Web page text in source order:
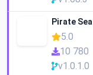
Pirate Sea
5.0
10 780
v1.0.1.0